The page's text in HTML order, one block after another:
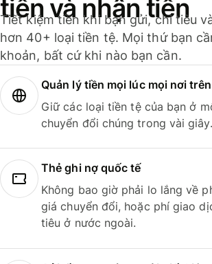
tiền và nhận tiền
Tiết kiệm tiền khi bạn gửi, chi tiêu
hơn 40+ loại tiền tệ. Mọi thứ bạn
khoản, bất cứ khi nào bạn cần.
Quản lý tiền mọi lúc mọi nơi
Giữ các loại tiền tệ của bạn ở
chuyển đổi chúng trong vài giây.
Thẻ ghi nợ quốc tế
Không bao giờ phải lo lắng về
giá chuyển đổi, hoặc phí giao
tiêu ở nước ngoài.